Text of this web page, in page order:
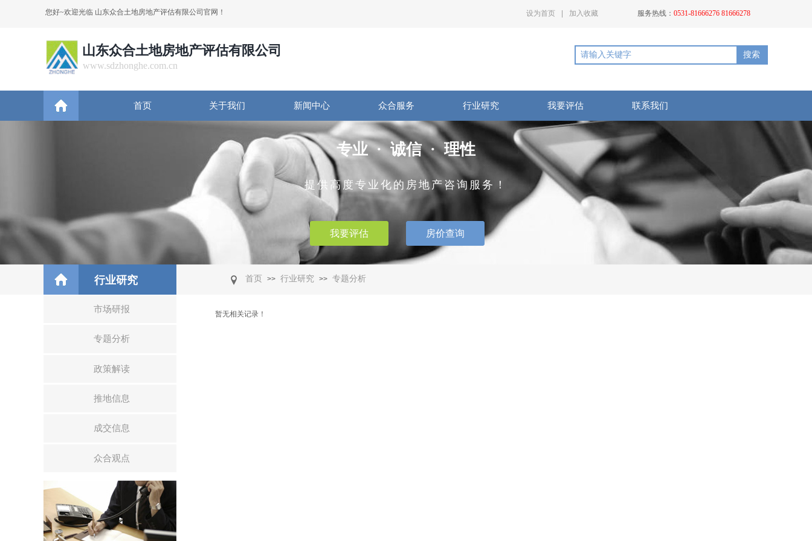
您好~欢迎光临 山东众合土地房地产评估有限公司官网！ 设为首页 加入收藏 服务热线： 0531-81666276 81666278
山东众合土地房地产评估有限公司 搜索
www.sdzhonghe.com.cn
首页 关于我们 新闻中心 众合服务 行业研究 我要评估 联系我们
专业 · 诚信 · 理性
提供高度专业化的房地产咨询服务！
房价查询
我要评估
首页 >> 行业研究 >> 专题分析
行业研究
市场研报
专题分析
政策解读
推地信息
成交信息
众合观点
暂无相关记录！